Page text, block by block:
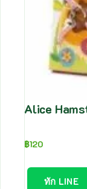
Alice
฿120
ทัก LINE